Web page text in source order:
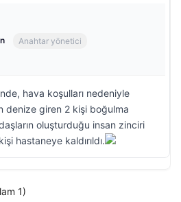
Anahtar yönetici
hava koşulları nedeniyle
denize giren 2 kişi boğulma
oluşturduğu insan zinciri
hastaneye kaldırıldı.
1)